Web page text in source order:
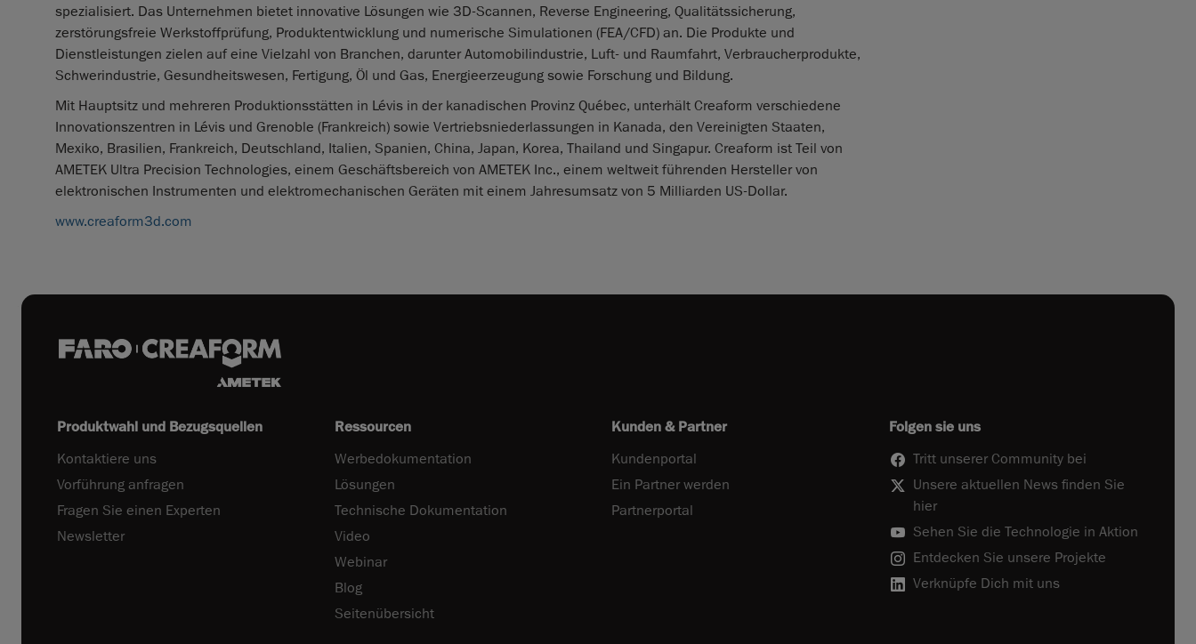
spezialisiert. Das Unternehmen bietet innovative Lösungen wie 3D-Scannen, Reverse Engineering, Qualitätssicherung,
zerstörungsfreie Werkstoffprüfung, Produktentwicklung und numerische Simulationen (FEA/CFD) an. Die Produkte und
Dienstleistungen zielen auf eine Vielzahl von Branchen, darunter Automobilindustrie, Luft- und Raumfahrt, Verbraucherprodukte,
Schwerindustrie, Gesundheitswesen, Fertigung, Öl und Gas, Energieerzeugung sowie Forschung und Bildung.
Mit Hauptsitz und mehreren Produktionsstätten in Lévis in der kanadischen Provinz Québec, unterhält Creaform verschiedene
Innovationszentren in Lévis und Grenoble (Frankreich) sowie Vertriebsniederlassungen in Kanada, den Vereinigten Staaten,
Mexiko, Brasilien, Frankreich, Deutschland, Italien, Spanien, China, Japan, Korea, Thailand und Singapur. Creaform ist Teil von
AMETEK Ultra Precision Technologies, einem Geschäftsbereich von AMETEK Inc., einem weltweit führenden Hersteller von
elektronischen Instrumenten und elektromechanischen Geräten mit einem Jahresumsatz von 5 Milliarden US-Dollar.
www.creaform3d.com
Produktwahl und Bezugsquellen
Kontaktiere uns
Vorführung anfragen
Fragen Sie einen Experten
Newsletter
Ressourcen
Werbedokumentation
Lösungen
Technische Dokumentation
Video
Webinar
Blog
Seitenübersicht
Kunden & Partner
Kundenportal
Ein Partner werden
Partnerportal
Folgen sie uns
Tritt unserer Community bei
Unsere aktuellen News finden Sie
hier
Sehen Sie die Technologie in Aktion
Entdecken Sie unsere Projekte
Verknüpfe Dich mit uns